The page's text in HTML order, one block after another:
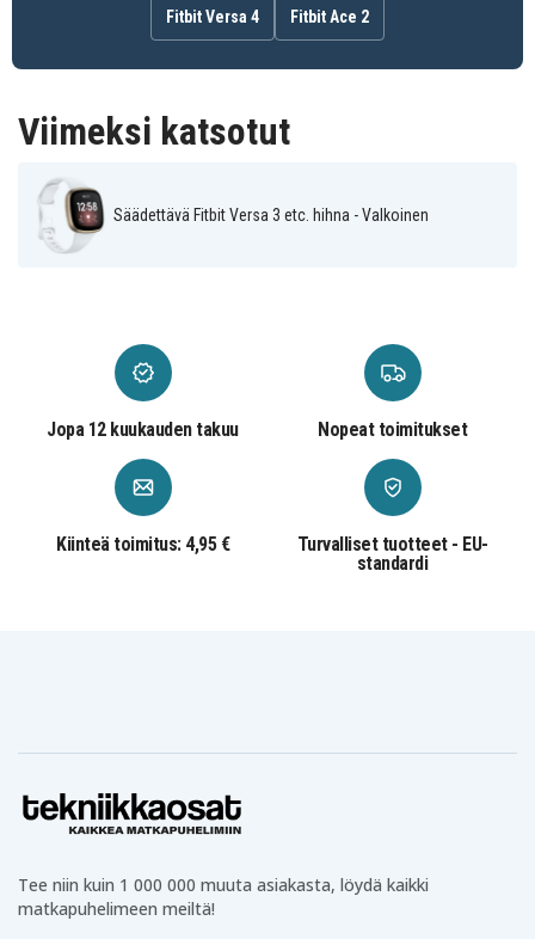
Fitbit Versa 4 Fitbit Ace 2
Viimeksi katsotut
Säädettävä Fitbit Versa 3 etc. hihna - Valkoinen
Jopa 12 kuukauden takuu Nopeat toimitukset
Kiinteä toimitus: 4,95 €
Turvalliset tuotteet - EU-
standardi
Tee niin kuin 1 000 000 muuta asiakasta, löydä kaikki
matkapuhelimeen meiltä!